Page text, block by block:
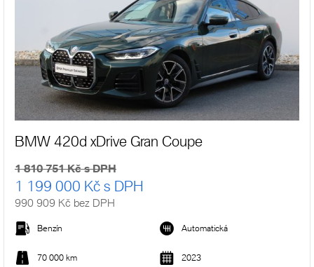
BMW 420d xDrive Gran Coupe
1 810 751 Kč s DPH
1 199 000 Kč s DPH
990 909 Kč bez DPH
Benzín Automatická
70 000 km 2023